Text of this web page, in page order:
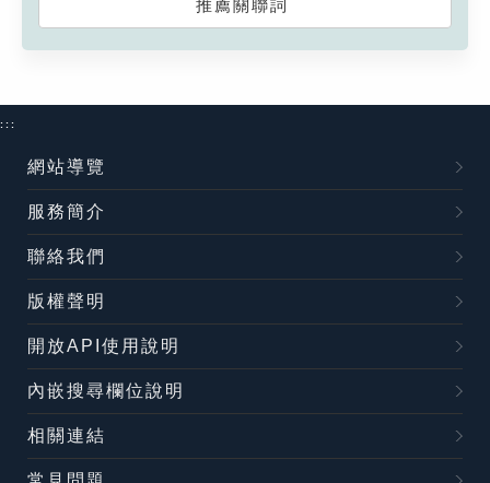
推薦關聯詞
:::
網站導覽
服務簡介
聯絡我們
版權聲明
開放API使用說明
內嵌搜尋欄位說明
相關連結